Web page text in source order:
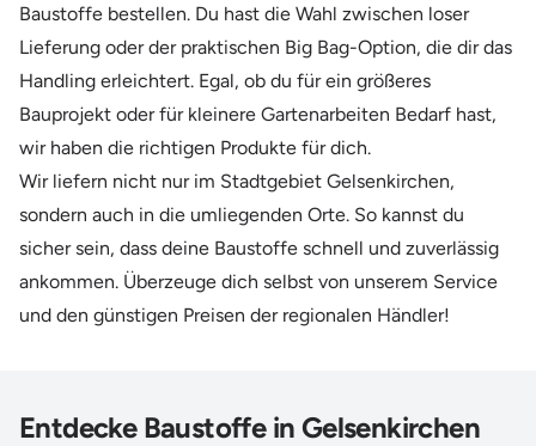
Baustoffe bestellen. Du hast die Wahl zwischen loser
Lieferung oder der praktischen Big Bag-Option, die dir das
Handling erleichtert. Egal, ob du für ein größeres
Bauprojekt oder für kleinere Gartenarbeiten Bedarf hast,
wir haben die richtigen Produkte für dich.
Wir liefern nicht nur im Stadtgebiet Gelsenkirchen,
sondern auch in die umliegenden Orte. So kannst du
sicher sein, dass deine Baustoffe schnell und zuverlässig
ankommen. Überzeuge dich selbst von unserem Service
und den günstigen Preisen der regionalen Händler!
Entdecke Baustoffe in Gelsenkirchen